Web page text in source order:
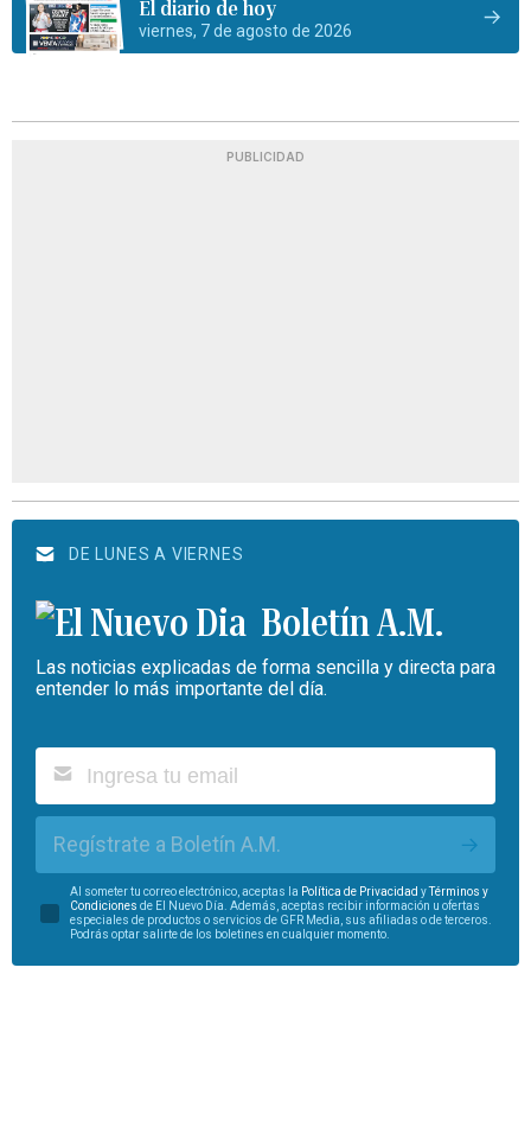
El diario de hoy
viernes, 7 de agosto de 2026
PUBLICIDAD
DE LUNES A VIERNES
Boletín A.M.
Las noticias explicadas de forma sencilla y directa para
entender lo más importante del día.
Regístrate a Boletín A.M.
Al someter tu correo electrónico, aceptas la Política de Privacidad yTérminos y
Condiciones de El Nuevo Día. Además, aceptas recibir información u ofertas
especiales de productos o servicios de GFR Media, sus afiliadas o de terceros.
Podrás optar salirte de los boletines en cualquier momento.